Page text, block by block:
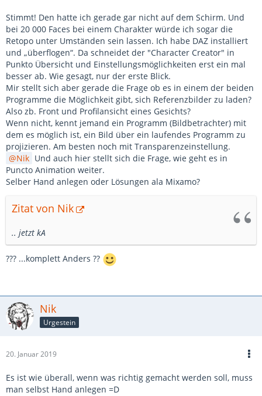
Stimmt! Den hatte ich gerade gar nicht auf dem Schirm. Und
bei 20 000 Faces bei einem Charakter würde ich sogar die
Retopo unter Umständen sein lassen. Ich habe DAZ installiert
und „überflogen“. Da schneidet der "Character Creator" in
Punkto Übersicht und Einstellungsmöglichkeiten erst ein mal
besser ab. Wie gesagt, nur der erste Blick.
Mir stellt sich aber gerade die Frage ob es in einem der beiden
Programme die Möglichkeit gibt, sich Referenzbilder zu laden?
Also zb. Front und Profilansicht eines Gesichts?
Wenn nicht, kennt jemand ein Programm (Bildbetrachter) mit
dem es möglich ist, ein Bild über ein laufendes Programm zu
projizieren. Am besten noch mit Transparenzeinstellung.
Nik Und auch hier stellt sich die Frage, wie geht es in
Puncto Animation weiter.
Selber Hand anlegen oder Lösungen ala Mixamo?
Zitat von Nik
.. jetzt kA
??? ...komplett Anders ??
Nik
Urgestein
20. Januar 2019
Es ist wie überall, wenn was richtig gemacht werden soll, muss
man selbst Hand anlegen =D